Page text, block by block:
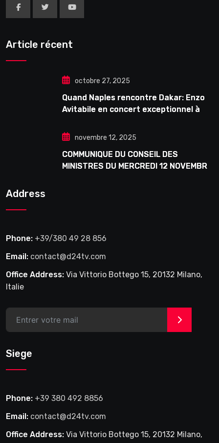
Article récent
octobre 27, 2025
Quand Naples rencontre Dakar: Enzo
Avitabile en concert exceptionnel à
novembre 12, 2025
COMMUNIQUE DU CONSEIL DES
MINISTRES DU MERCREDI 12 NOVEMBRE
Address
Phone: +39/380 49 28 856
Email: contact@d24tv.com
Office Address: Via Vittorio Bottego 15, 20132 Milano,
Italie
>
Siege
Phone: +39 380 492 8856
Email: contact@d24tv.com
Office Address: Via Vittorio Bottego 15, 20132 Milano,